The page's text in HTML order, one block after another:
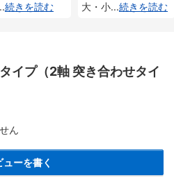
続きを読む
大・小...続きを読む
イプ（2軸 突き合わせタイ
ん
ューを書く